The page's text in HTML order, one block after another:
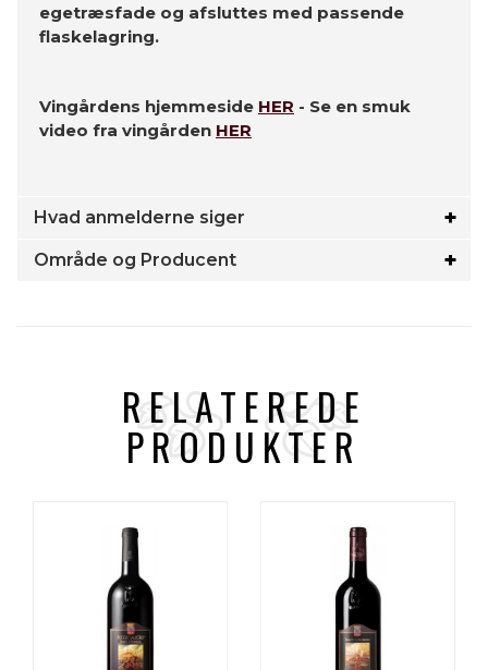
egetræsfade og afsluttes med passende
flaskelagring.
Vingårdens hjemmeside HER - Se en smuk
video fra vingården HER
Hvad anmelderne siger
Område og Producent
RELATEREDE
PRODUKTER